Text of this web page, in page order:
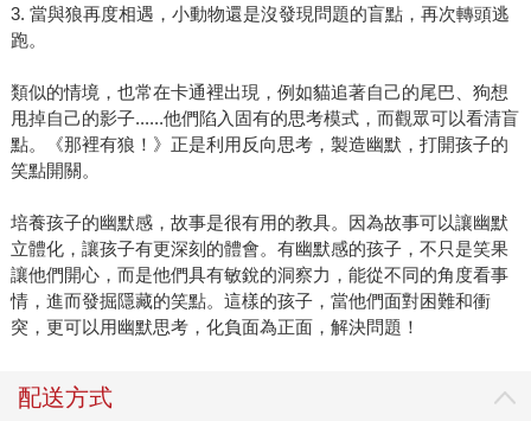
3. 當與狼再度相遇，小動物還是沒發現問題的盲點，再次轉頭逃
跑。
類似的情境，也常在卡通裡出現，例如貓追著自己的尾巴、狗想
甩掉自己的影子......他們陷入固有的思考模式，而觀眾可以看清盲
點。《那裡有狼！》正是利用反向思考，製造幽默，打開孩子的
笑點開關。
培養孩子的幽默感，故事是很有用的教具。因為故事可以讓幽默
立體化，讓孩子有更深刻的體會。有幽默感的孩子，不只是笑果
讓他們開心，而是他們具有敏銳的洞察力，能從不同的角度看事
情，進而發掘隱藏的笑點。這樣的孩子，當他們面對困難和衝
突，更可以用幽默思考，化負面為正面，解決問題！
配送方式